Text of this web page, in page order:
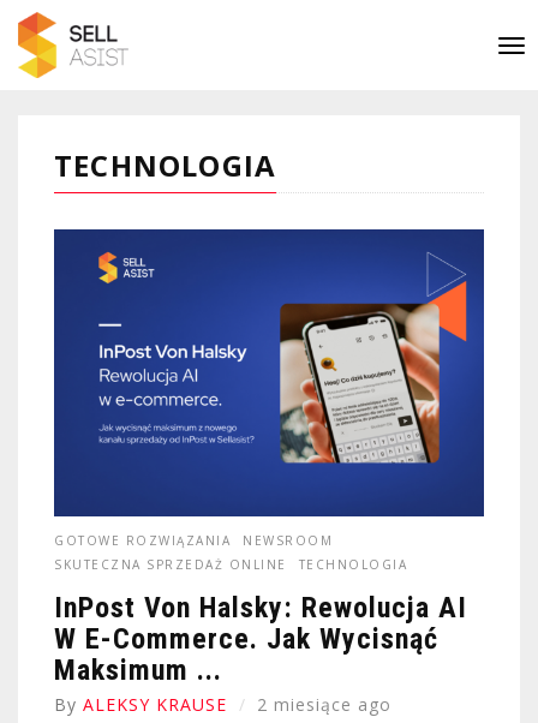
TECHNOLOGIA
GOTOWE ROZWIĄZANIA
NEWSROOM
SKUTECZNA SPRZEDAŻ ONLINE
TECHNOLOGIA
InPost Von Halsky: Rewolucja AI
W E-Commerce. Jak Wycisnąć
Maksimum ...
By ALEKSY KRAUSE 2 miesiące ago